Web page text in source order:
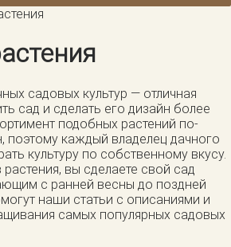
садовых культур — отличная
сад и сделать его дизайн более
подобных растений по-
поэтому каждый владелец дачного
культуру по собственному вкусу.
вы сделаете свой сад
с ранней весны до поздней
наши статьи с описаниями и
самых популярных садовых